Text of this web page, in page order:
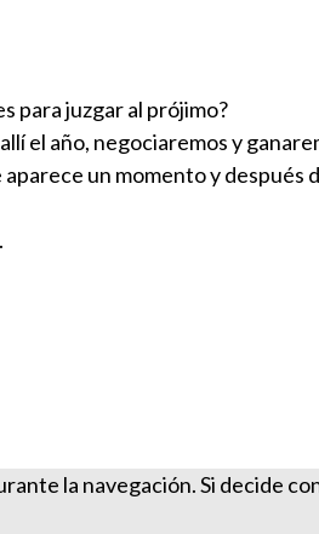
para juzgar al prójimo?
el año, negociaremos y
un momento y después
la navegación. Si decide